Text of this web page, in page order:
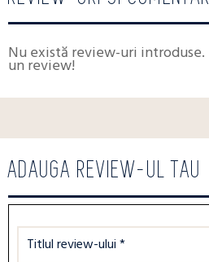
Nu există review-uri introduse.
un review!
ADAUGA REVIEW-UL TAU